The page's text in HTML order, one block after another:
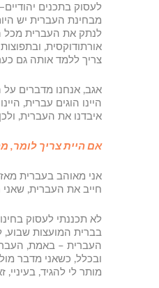
לעסוק בתכנים
מבחינת העברית יש
לנתק את העברית מכל
אורתודוקסית,
צריך ללמד אותה גם
אגב, אנחנו מדברים
היינו הוגים עברית,
איבדנו את העברית,
אם היית צריך לומר,
אני מאוהב בעברית
חייב את העברית, שאני חייב לשמוע עברית, ועברתי
לא תכננתי לעסוק
בברית המועצות שבוע,
העברית – באמת,
ובכלל, כשאני מדבר
מותר לי להגיד, בעיניי,